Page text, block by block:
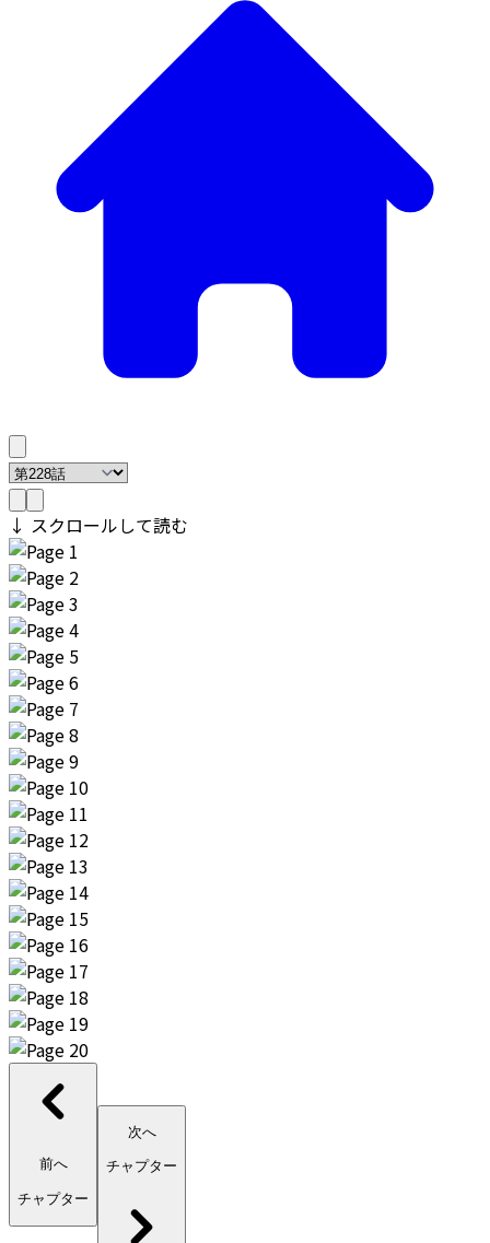
↓ スクロールして読む
前へ
チャプター
次へ
チャプター